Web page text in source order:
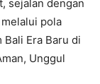
sejalan dengan
pola
Era Baru di
Unggul